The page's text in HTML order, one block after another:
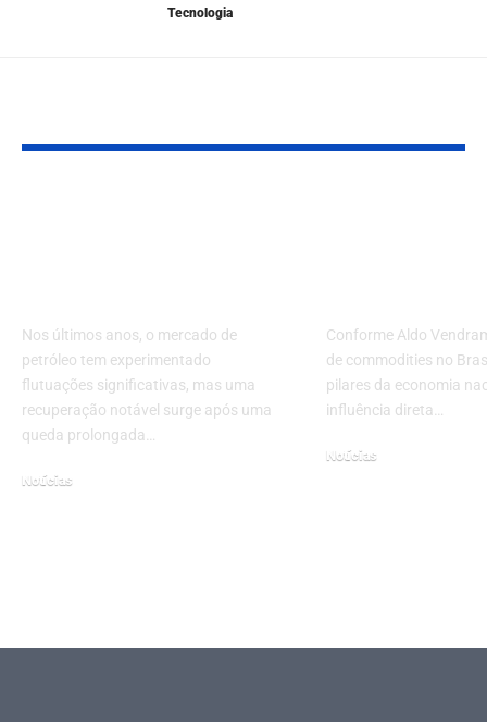
Tecnologia
Nos últimos anos, o mercado de
petróleo tem experimentado
flutuações significativas, mas uma
recuperação notável surge após uma
queda prolongada…
Notícias
Conforme Aldo
de commodities no
pilares da economia
influência direta…
Notícias